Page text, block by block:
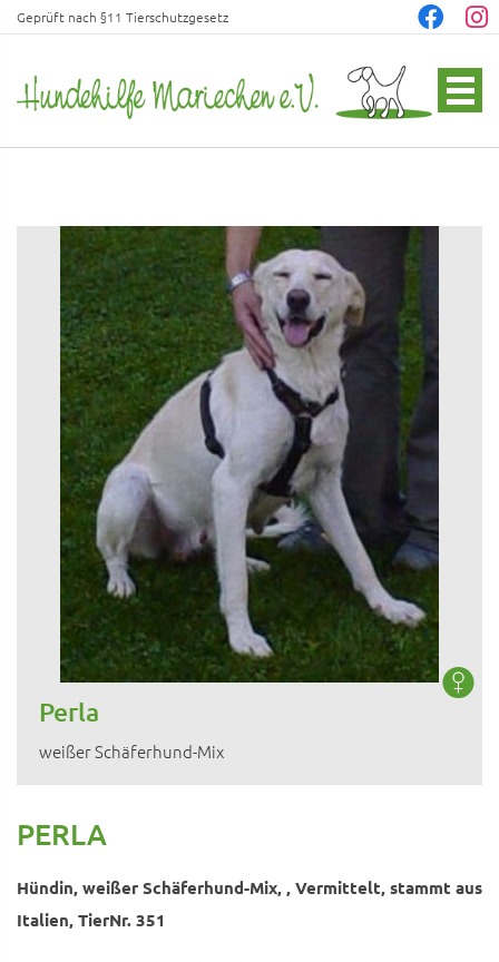
Geprüft nach §11 Tierschutzgesetz
Perla
weißer Schäferhund-Mix
PERLA
Hündin, weißer Schäferhund-Mix, , Vermittelt, stammt aus
Italien, TierNr. 351